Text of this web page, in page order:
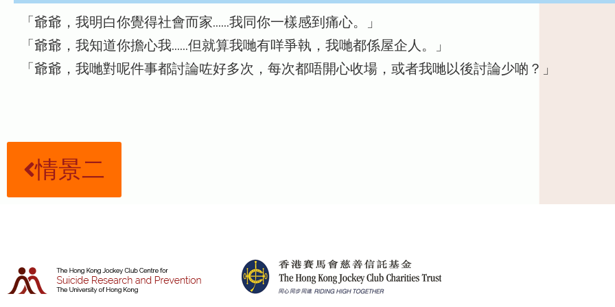
「爺爺，我明白你覺得社會而家……我同你一樣感到痛心。」
「爺爺，我知道你擔心我……但就算我哋有咩爭執，我哋都係屋企人。」
「爺爺，我哋對呢件事都討論咗好多次，每次都唔開心收場，或者我哋以後討論少啲？」
情景二